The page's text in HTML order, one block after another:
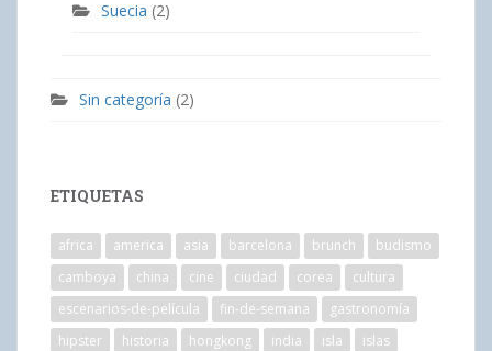
Suecia (2)
Sin categoría (2)
ETIQUETAS
africa america asia barcelona brunch
budismo
camboya
china cine ciudad corea
cultura
escenarios-de-película
fin-de-semana
gastronomía
hipster
historia hongkong india isla
islas